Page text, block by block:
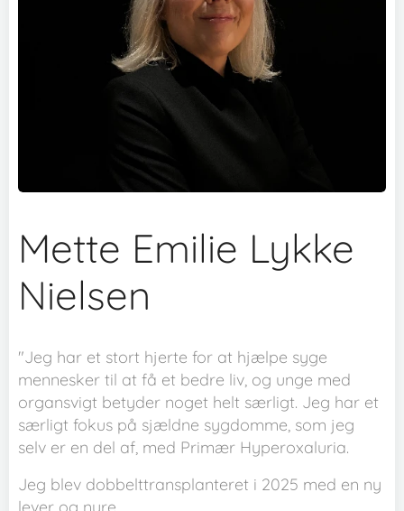
Mette Emilie Lykke
Nielsen
"Jeg har et stort hjerte for at hjælpe syge
mennesker til at få et bedre liv, og unge med
organsvigt betyder noget helt særligt. Jeg har et
særligt fokus på sjældne sygdomme, som jeg
selv er en del af, med Primær Hyperoxaluria.
Jeg blev dobbelttransplanteret i 2025 med en ny